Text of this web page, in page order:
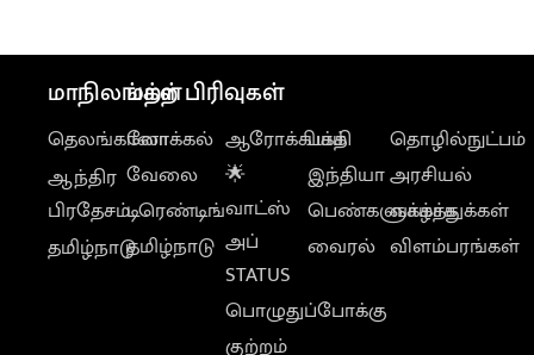
மாநிலங்கள்
தெலங்கானா
ஆந்திர
பிரதேசம்
தமிழ்நாடு
மற்ற பிரிவுகள்
லோக்கல்
வேலை
டிரெண்டிங்
தமிழ்நாடு
ஆரோக்கியம்
🌟
வாட்ஸ்
அப்
STATUS
பொழுதுப்போக்கு
குற்றம்
பக்தி
இந்தியா
பெண்களுக்காக
வைரல்
தொழில்நுட்பம்
அரசியல்
வாழ்த்துக்கள்
விளம்பரங்கள்